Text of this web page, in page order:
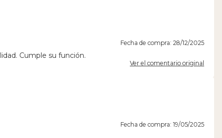
Fecha de compra: 28/12/2025
Cumple su función.
Ver el comentario original
Fecha de compra: 19/05/2025